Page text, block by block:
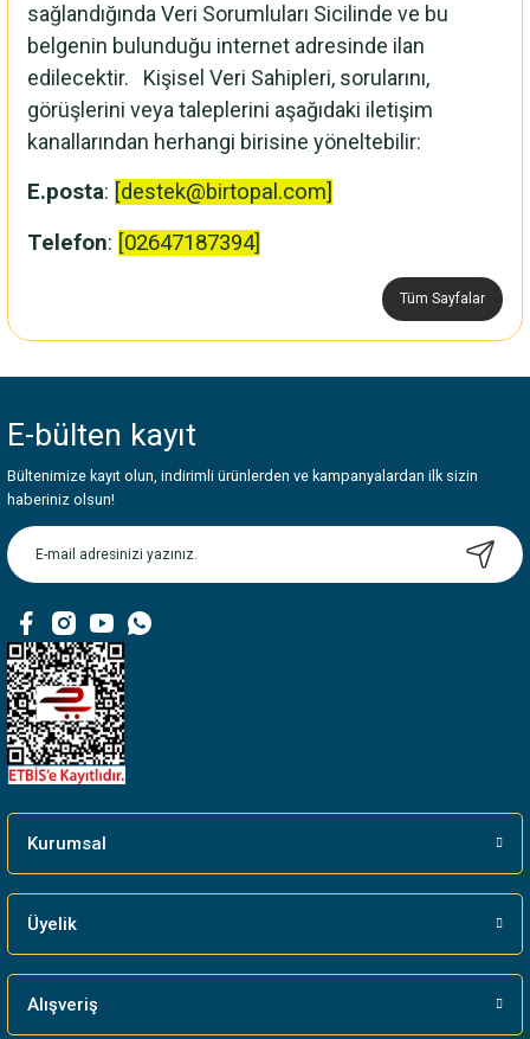
sağlandığında Veri Sorumluları Sicilinde ve bu
belgenin bulunduğu internet adresinde ilan
edilecektir. Kişisel Veri Sahipleri, sorularını,
görüşlerini veya taleplerini aşağıdaki iletişim
kanallarından herhangi birisine yöneltebilir:
E.posta: [destek@birtopal.com]
Telefon: [02647187394]
Tüm Sayfalar
E-bülten kayıt
Bültenimize kayıt olun, indirimli ürünlerden ve kampanyalardan ilk sizin
haberiniz olsun!
Kurumsal
Üyelik
Alışveriş